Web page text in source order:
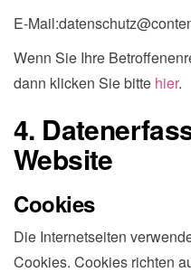
E-
Wenn Sie Ihre
dann klicken Sie bitte hier.
4.
Website
Cookies
Die Internetseiten
Cookies. Cookies richten